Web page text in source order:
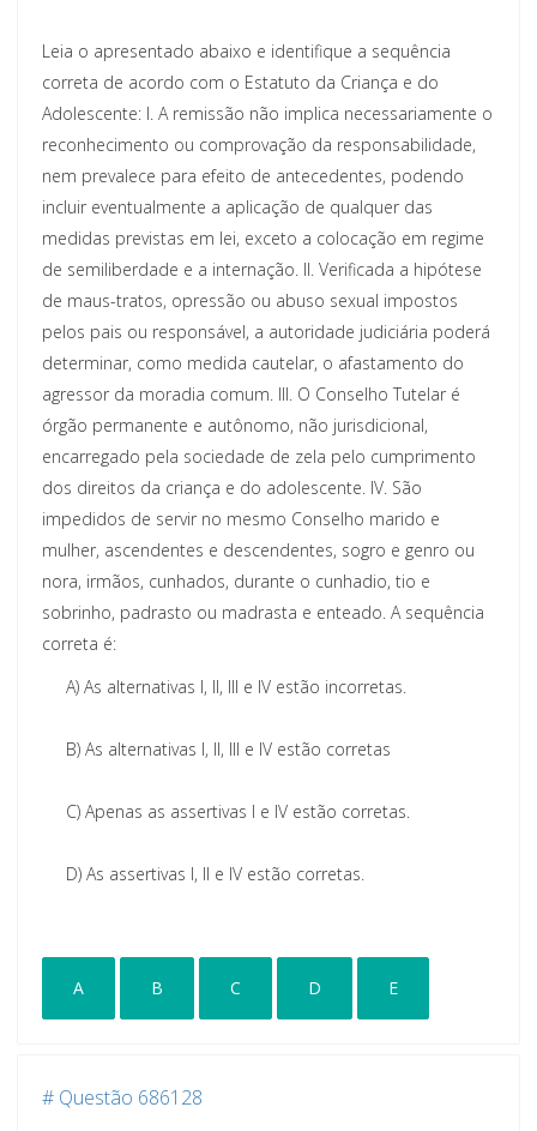
Leia o apresentado abaixo e identifique a sequência
correta de acordo com o Estatuto da Criança e do
Adolescente: I. A remissão não implica necessariamente o
reconhecimento ou comprovação da responsabilidade,
nem prevalece para efeito de antecedentes, podendo
incluir eventualmente a aplicação de qualquer das
medidas previstas em lei, exceto a colocação em regime
de semiliberdade e a internação. II. Verificada a hipótese
de maus-tratos, opressão ou abuso sexual impostos
pelos pais ou responsável, a autoridade judiciária poderá
determinar, como medida cautelar, o afastamento do
agressor da moradia comum. III. O Conselho Tutelar é
órgão permanente e autônomo, não jurisdicional,
encarregado pela sociedade de zela pelo cumprimento
dos direitos da criança e do adolescente. IV. São
impedidos de servir no mesmo Conselho marido e
mulher, ascendentes e descendentes, sogro e genro ou
nora, irmãos, cunhados, durante o cunhadio, tio e
sobrinho, padrasto ou madrasta e enteado. A sequência
correta é:
A) As alternativas I, II, III e IV estão incorretas.
B) As alternativas I, II, III e IV estão corretas
C) Apenas as assertivas I e IV estão corretas.
D) As assertivas I, II e IV estão corretas.
A B C D E
# Questão 686128